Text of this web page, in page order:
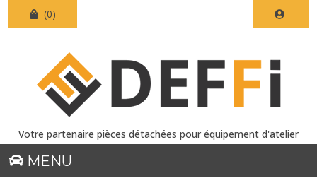
(0)
Votre partenaire pièces détachées pour équipement d'atelier
MENU